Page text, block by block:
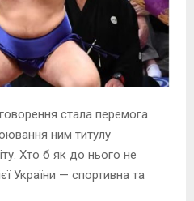
стала перемога
ним титулу
Хто б як до нього не
України — спортивна та